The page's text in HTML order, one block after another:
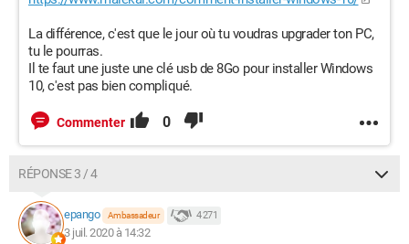
Longueur du produit
20,50 cm
Caractéristiques complémentaires
Chaque ordinateur Sedatech est monté à la commande et à la
envoyé, votre PC est testé et stressé pour valider son
Carte mère
Alimentation
La différence, c'est que le jour où tu voudras upgrader ton PC,
tu le pourras.
Il te faut une juste une clé usb de 8Go pour installer Windows
10, c'est pas bien compliqué.
Commenter 0
RÉPONSE 3 / 4
epango Ambassadeur 4 271
3 juil. 2020 à 14:32